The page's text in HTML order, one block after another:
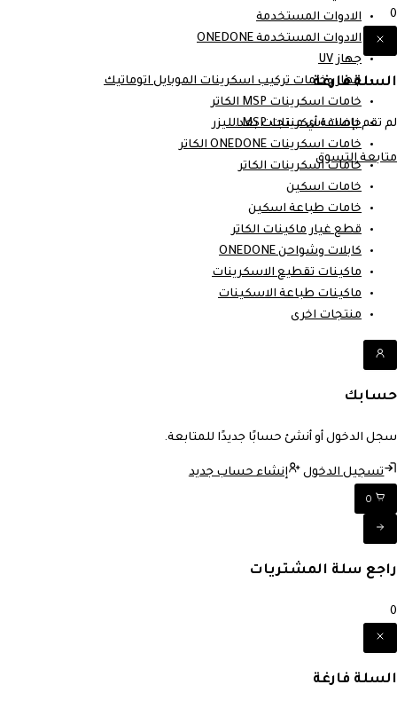
الادوات المستخدمة
الادوات المستخدمة ONEDONE
جهاز UV
جهاز وخامات تركيب اسكرينات الموبايل اتوماتيك
خامات اسكرينات MSP الكاتر
خامات اسكرينات MSP الليزر
خامات اسكرينات ONEDONE الكاتر
خامات اسكرينات الكاتر
خامات اسكين
خامات طباعة اسكين
قطع غيار ماكينات الكاتر
كابلات وشواحن ONEDONE
ماكينات تقطيع الاسكرينات
ماكينات طباعة الاسكينات
منتجات اخرى
حسابك
سجل الدخول أو أنشئ حسابًا جديدًا للمتابعة.
تسجيل الدخول إنشاء حساب جديد
0
راجع سلة المشتريات
0
السلة فارغة
0
السلة فارغة
لم تقم بإضافة أي منتجات بعد.
متابعة التسوق